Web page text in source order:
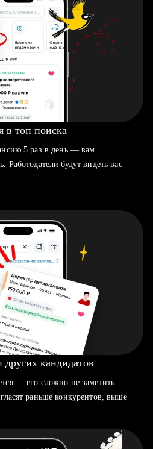
в топ поиска
5 раз в день — вам
Работодатели будут видеть вас
кандидатов
— его сложно не заметить.
раньше конкурентов, выше